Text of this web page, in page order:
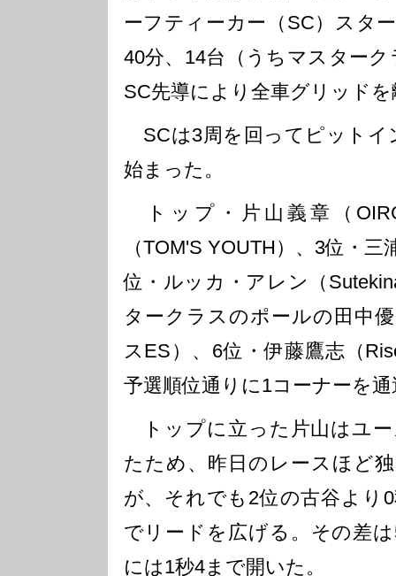
ーフティーカー（SC）スタ
40分、14台（うちマスター
SC先導により全車グリッド
SCは3周を回ってピットイ
始まった。
トップ・片山義章（
（TOM'S YOUTH）、3位・三
位・ルッカ・アレン（
タークラスのポールの田中
スES）、6位・伊藤鷹志（
予選順位通りに1コーナーを
トップに立った片山はユ
たため、昨日のレースほど
が、それでも2位の古谷より
でリードを広げる。その差
には1秒4まで開いた。